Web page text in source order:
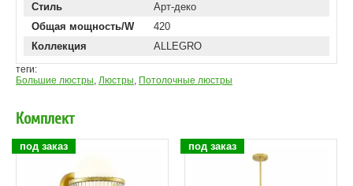
Стиль
Арт-деко
Общая мощность/W
420
Коллекция
ALLEGRO
теги:
Большие люстры, Люстры, Потолочные люстры
Комплект
под заказ под заказ